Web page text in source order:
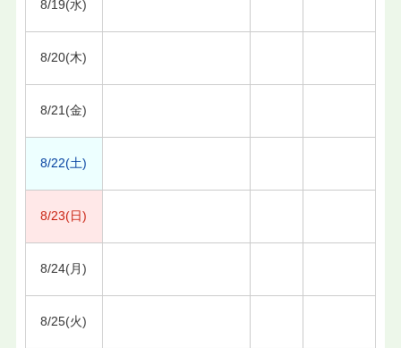
8/19(水)
8/20(木)
8/21(金)
8/22(土)
8/23(日)
8/24(月)
8/25(火)